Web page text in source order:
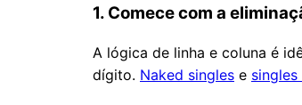
1. Comece com a
A lógica de linha e coluna é
dígito. Naked singles e